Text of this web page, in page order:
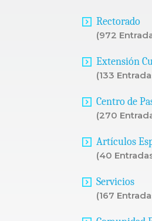
Rectorado
(972
Extensión
(133
Centro de
(270
Artículos
(40
Servicios
(167